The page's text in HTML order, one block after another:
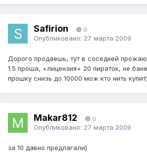
Safirion 0
Опубликовано: 27 марта 2009
Дорого продаешь, тут в соседней
1.5 проша, +лицензия+ 20 пираток, не
прошку снизь до 10000 мож кто нить
Makar812 0
Опубликовано: 27 марта 2009
за 10 давно предлагали)